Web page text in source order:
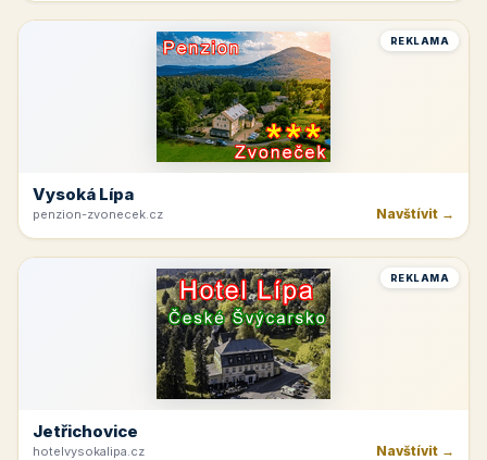
REKLAMA
Vysoká Lípa
penzion-zvonecek.cz Navštívit →
REKLAMA
Jetřichovice
hotelvysokalipa.cz Navštívit →